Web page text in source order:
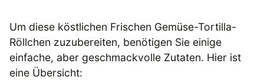
Um diese köstlichen Frischen Gemüse-Tortilla-
Röllchen zuzubereiten, benötigen Sie einige
einfache, aber geschmackvolle Zutaten. Hier ist
eine Übersicht: